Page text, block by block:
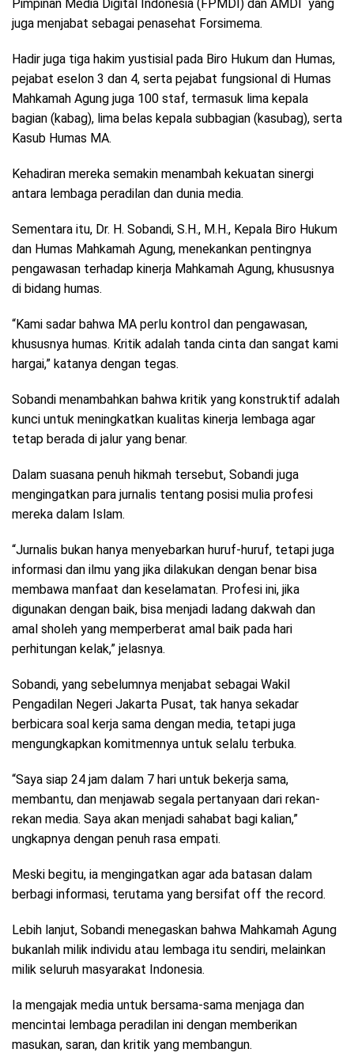
Pimpinan Media Digital Indonesia (FPMDI) dan AMDI yang
juga menjabat sebagai penasehat Forsimema.
Hadir juga tiga hakim yustisial pada Biro Hukum dan Humas,
pejabat eselon 3 dan 4, serta pejabat fungsional di Humas
Mahkamah Agung juga 100 staf, termasuk lima kepala
bagian (kabag), lima belas kepala subbagian (kasubag), serta
Kasub Humas MA.
Kehadiran mereka semakin menambah kekuatan sinergi
antara lembaga peradilan dan dunia media.
Sementara itu, Dr. H. Sobandi, S.H., M.H., Kepala Biro Hukum
dan Humas Mahkamah Agung, menekankan pentingnya
pengawasan terhadap kinerja Mahkamah Agung, khususnya
di bidang humas.
“Kami sadar bahwa MA perlu kontrol dan pengawasan,
khususnya humas. Kritik adalah tanda cinta dan sangat kami
hargai,” katanya dengan tegas.
Sobandi menambahkan bahwa kritik yang konstruktif adalah
kunci untuk meningkatkan kualitas kinerja lembaga agar
tetap berada di jalur yang benar.
Dalam suasana penuh hikmah tersebut, Sobandi juga
mengingatkan para jurnalis tentang posisi mulia profesi
mereka dalam Islam.
“Jurnalis bukan hanya menyebarkan huruf-huruf, tetapi juga
informasi dan ilmu yang jika dilakukan dengan benar bisa
membawa manfaat dan keselamatan. Profesi ini, jika
digunakan dengan baik, bisa menjadi ladang dakwah dan
amal sholeh yang memperberat amal baik pada hari
perhitungan kelak,” jelasnya.
Sobandi, yang sebelumnya menjabat sebagai Wakil
Pengadilan Negeri Jakarta Pusat, tak hanya sekadar
berbicara soal kerja sama dengan media, tetapi juga
mengungkapkan komitmennya untuk selalu terbuka.
“Saya siap 24 jam dalam 7 hari untuk bekerja sama,
membantu, dan menjawab segala pertanyaan dari rekan-
rekan media. Saya akan menjadi sahabat bagi kalian,”
ungkapnya dengan penuh rasa empati.
Meski begitu, ia mengingatkan agar ada batasan dalam
berbagi informasi, terutama yang bersifat off the record.
Lebih lanjut, Sobandi menegaskan bahwa Mahkamah Agung
bukanlah milik individu atau lembaga itu sendiri, melainkan
milik seluruh masyarakat Indonesia.
Ia mengajak media untuk bersama-sama menjaga dan
mencintai lembaga peradilan ini dengan memberikan
masukan, saran, dan kritik yang membangun.